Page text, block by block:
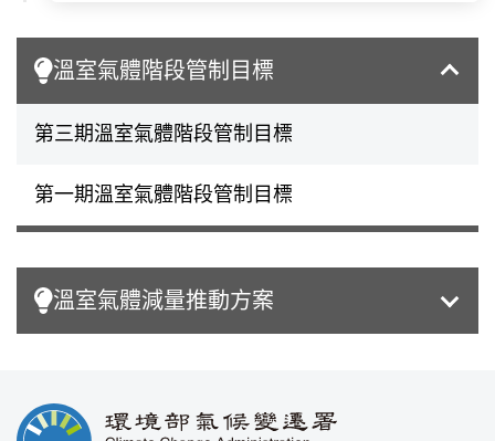
溫室氣體階段管制目標
第三期溫室氣體階段管制目標
第一期溫室氣體階段管制目標
溫室氣體減量推動方案